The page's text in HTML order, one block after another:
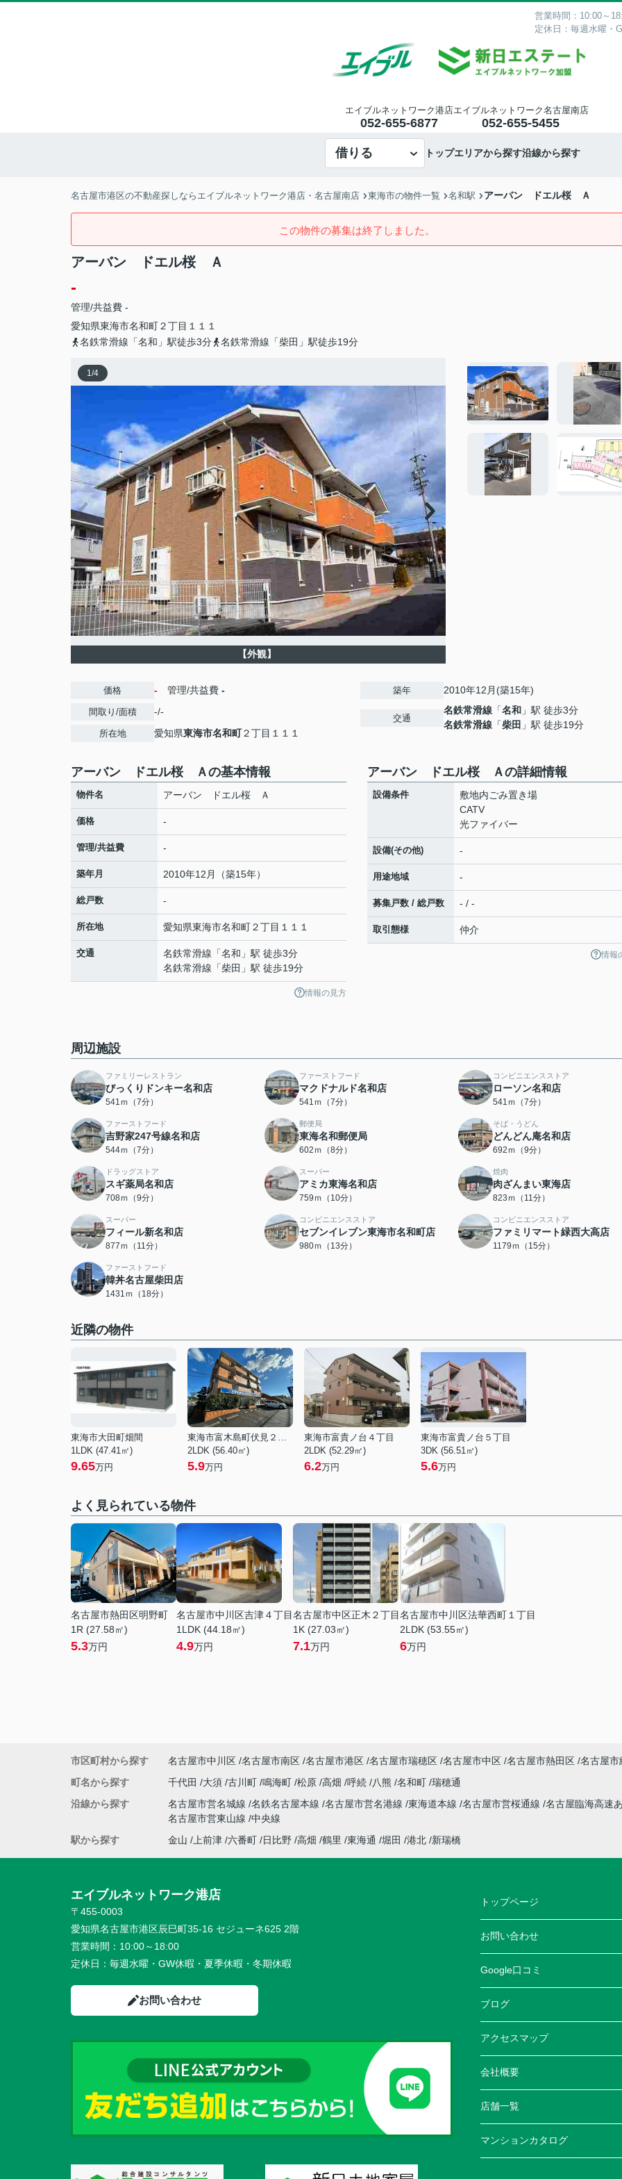
営業時間：10:00～
定休日：毎週水曜・
エイブルネットワーク港店
052-655-6877
エイブルネットワーク名古屋南店
052-655-5455
借りる トップエリアから探す沿線から探す
名古屋市港区の不動産探しならエイブルネットワーク港店・名古屋南店 東海市の物件一覧 名和駅 アーバン ドエル桜 Ａ
この物件の募集は終了しました。
アーバン ドエル桜 Ａ
-
管理/共益費 -
愛知県東海市名和町２丁目１１１
名鉄常滑線「名和」駅徒歩3分
名鉄常滑線「柴田」駅徒歩19分
1/4
【外観】
価格 - 管理/共益費 -
間取り/面積 -/-
所在地 愛知県東海市名和町２丁目１１１
築年 2010年12月(築15年)
交通
名鉄常滑線 「名和 」駅 徒歩3分
名鉄常滑線 「柴田 」駅 徒歩19分
アーバン ドエル桜 Ａの基本情報
物件名 アーバン ドエル桜 Ａ
価格 -
管理/共益費 -
築年月 2010年12月（築15年）
総戸数 -
所在地 愛知県東海市名和町２丁目１１１
交通 名鉄常滑線 「名和 」駅 徒歩3分
名鉄常滑線 「柴田 」駅 徒歩19分
情報の見方
アーバン ドエル桜 Ａの詳細情報
設備条件
敷地内ごみ置き場
CATV
光ファイバー
設備(その他) -
用途地域 -
募集戸数 / 総戸数 - / -
取引態様 仲介
情報
周辺施設
ファミリーレストラン
びっくりドンキー名和店
541ｍ（7分）
ファーストフード
マクドナルド名和店
541ｍ（7分）
コンビニエンスストア
ローソン名和店
541ｍ（7分）
ファーストフード
吉野家247号線名和店
544ｍ（7分）
郵便局
東海名和郵便局
602ｍ（8分）
そば・うどん
どんどん庵名和店
692ｍ（9分）
ドラッグストア
スギ薬局名和店
708ｍ（9分）
スーパー
アミカ東海名和店
759ｍ（10分）
焼肉
肉ざんまい東海店
823ｍ（11分）
スーパー
フィール新名和店
877ｍ（11分）
コンビニエンスストア
セブンイレブン東海市名和町店
980ｍ（13分）
コンビニエンスストア
ファミリマート緑西大高店
1179ｍ（15分）
ファーストフード
韓丼名古屋柴田店
1431ｍ（18分）
近隣の物件
東海市大田町畑間
1LDK (47.41㎡)
9.65万円
東海市富木島町伏見２丁目
2LDK (56.40㎡)
5.9万円
東海市富貴ノ台４丁目
2LDK (52.29㎡)
6.2万円
東海市富貴ノ台５丁目
3DK (56.51㎡)
5.6万円
よく見られている物件
名古屋市熱田区明野町
1R (27.58㎡)
5.3万円
名古屋市中川区吉津４丁目
1LDK (44.18㎡)
4.9万円
名古屋市中区正木２丁目
1K (27.03㎡)
7.1万円
名古屋市中川区法華西町１丁目
2LDK (53.55㎡)
6万円
市区町村から探す 名古屋市中川区 名古屋市南区 名古屋市港区 名古屋市瑞穂区 名古屋市中区 名古屋市熱田区 名古屋市
町名から探す
千代田 大須 古川町 鳴海町 松原 高畑 呼続 八熊 名和町 瑞穂通
沿線から探す
名古屋市営名城線 名鉄名古屋本線 名古屋市営名港線 東海道本線 名古屋市営桜通線 名古屋臨海高速
名古屋市営東山線 中央線
駅から探す
金山 上前津 六番町 日比野 高畑 鶴里 東海通 堀田 港北 新瑞橋
エイブルネットワーク港店
〒455-0003
愛知県名古屋市港区辰巳町35-16 セジューネ625 2階
営業時間： 10:00～18:00
定休日： 毎週水曜・GW休暇・夏季休暇・冬期休暇
お問い合わせ
トップページ
お問い合わせ
Google口コミ
ブログ
アクセスマップ
会社概要
店舗一覧
マンションカタログ